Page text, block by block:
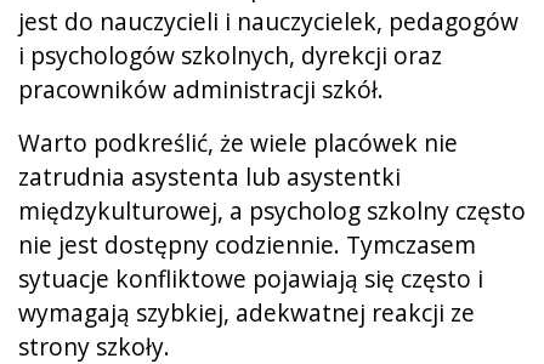
jest do nauczycieli i nauczycielek, pedagogów
i psychologów szkolnych, dyrekcji oraz
pracowników administracji szkół.
Warto podkreślić, że wiele placówek nie
zatrudnia asystenta lub asystentki
międzykulturowej, a psycholog szkolny często
nie jest dostępny codziennie. Tymczasem
sytuacje konfliktowe pojawiają się często i
wymagają szybkiej, adekwatnej reakcji ze
strony szkoły.